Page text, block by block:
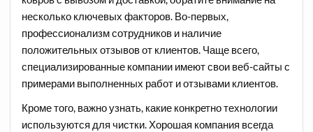
несколько ключевых факторов. Во-первых,
профессионализм сотрудников и наличие
положительных отзывов от клиентов. Чаще всего,
специализированные компании имеют свои веб-сайты с
примерами выполненных работ и отзывами клиентов.
Кроме того, важно узнать, какие конкретно технологии
используются для чистки. Хорошая компания всегда